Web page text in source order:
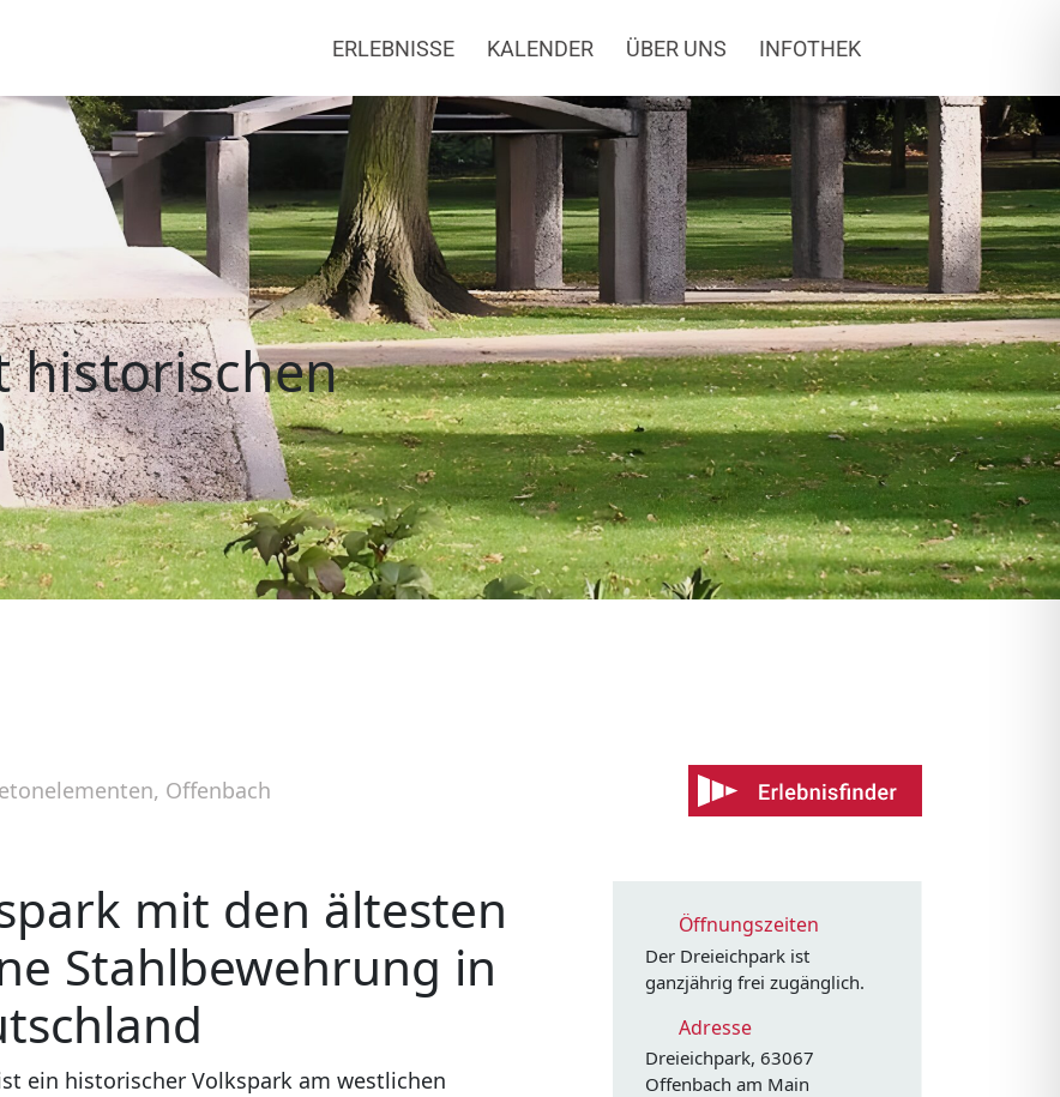
Offenbach
ERLEBNISSE KALENDER ÜBER UNS INFOTHEK
historischen
Offenbach
mit den ältesten
Stahlbewehrung in
ein historischer Volkspark am westlichen
Öffnungszeiten
Der Dreieichpark ist
ganzjährig frei zugänglich.
Adresse
Dreieichpark, 63067
Offenbach am Main